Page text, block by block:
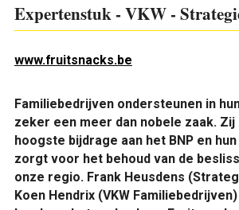
Expertenstuk - VKW -
www.fruitsnacks.be
Familiebedrijven ondersteunen in
zeker een meer dan nobele zaak.
hoogste bijdrage aan het BNP en
zorgt voor het behoud van de
onze regio. Frank Heusdens
Koen Hendrix (VKW